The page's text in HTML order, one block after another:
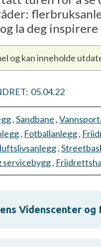
la deg
og kan inneholde
05.04.22
,Sandbane ,
, Fotballanlegg,
,
servicebygg,
Videnscenter